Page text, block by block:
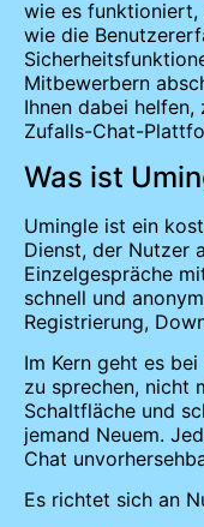
wie es funktioniert,
wie die
Mitbewerbern
Ihnen dabei
Zufalls-Chat-
Was ist
Umingle ist ein
Dienst, der Nutzer
Einzelgespräche
schnell und
Registrierung,
Im Kern geht es
zu sprechen, nicht
Schaltfläche und
jemand Neuem.
Chat
Es richtet sich an